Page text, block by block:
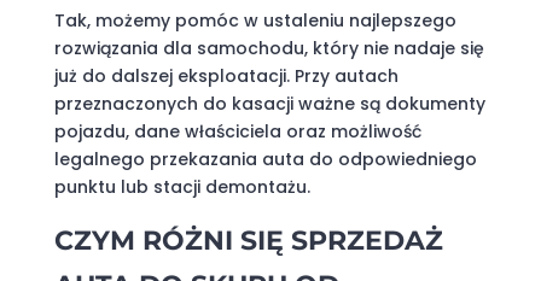
Tak, możemy pomóc w ustaleniu najlepszego
rozwiązania dla samochodu, który nie nadaje się
już do dalszej eksploatacji. Przy autach
przeznaczonych do kasacji ważne są dokumenty
pojazdu, dane właściciela oraz możliwość
legalnego przekazania auta do odpowiedniego
punktu lub stacji demontażu.
CZYM RÓŻNI SIĘ SPRZEDAŻ